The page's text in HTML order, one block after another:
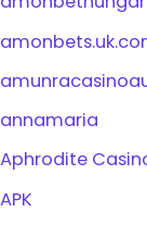
annamaria
Aphrodite
APK